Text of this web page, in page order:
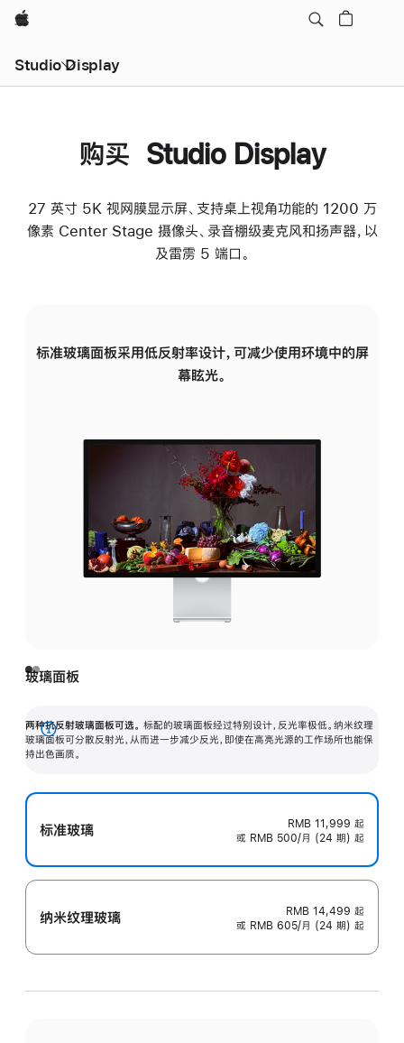
Apple
Studio Display
购买 Studio Display
27 英寸 5K 视网膜显示屏、支持桌上视角功能的 1200 万
像素 Center Stage 摄像头、录音棚级麦克风和扬声器，以
及雷雳 5 端口。
标准玻璃面板采用低反射率设计，可减少使用环境中的屏
幕眩光。
玻璃面板
两种抗反射玻璃面板可选。 标配的玻璃面板经过特别设计，反光率极低。纳米纹理
玻璃面板可分散反射光，从而进一步减少反光，即使在高亮光源的工作场所也能保
持出色画质。
展
开
标准玻璃 RMB 11,999 起
或 RMB 500/月 (24 期) 起
纳米纹理玻璃 RMB 14,499 起
或 RMB 605/月 (24 期) 起